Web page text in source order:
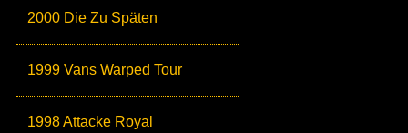
2000 Die Zu Späten
1999 Vans Warped Tour
1998 Attacke Royal